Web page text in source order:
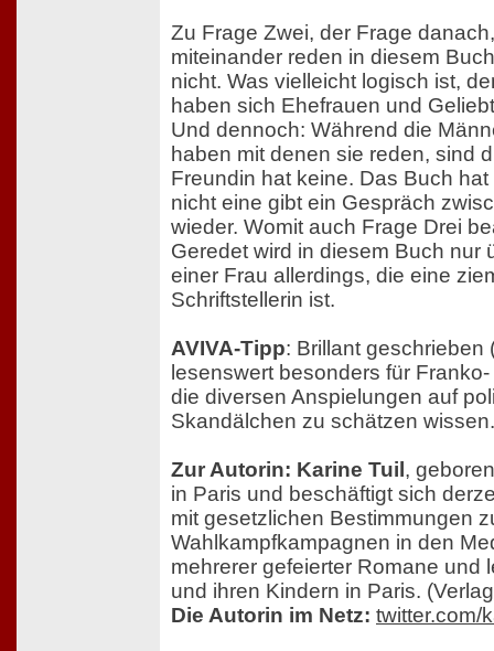
Zu Frage Zwei, der Frage
miteinander reden in diesem
nicht. Was vielleicht logisch ist,
haben sich Ehefrauen und
Und dennoch: Während die
haben mit denen sie reden, sind
Freundin hat keine. Das Buch
nicht eine gibt ein Gespräch
wieder. Womit auch Frage Drei
Geredet wird in diesem Buch nur
einer Frau allerdings, die eine
Schriftstellerin ist.
AVIVA-Tipp: Brillant geschrieben
lesenswert besonders für
die diversen Anspielungen auf
Skandälchen zu schätzen wissen.
Zur Autorin: Karine Tuil ,
in Paris und beschäftigt sich
mit gesetzlichen Bestimmungen
Wahlkampfkampagnen in den
mehrerer gefeierter Romane und
und ihren Kindern in Paris.
Die Autorin im Netz: twitter.com/